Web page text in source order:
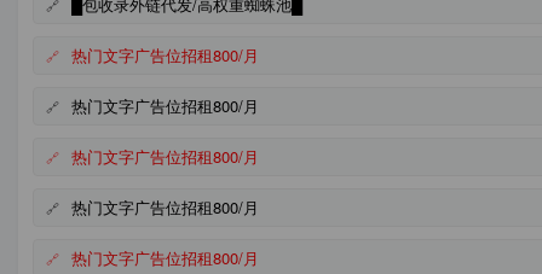
热门文字广告位招租800/月
热门文字广告位招租800/月
热门文字广告位招租800/月
热门文字广告位招租800/月
热门文字广告位招租800/月